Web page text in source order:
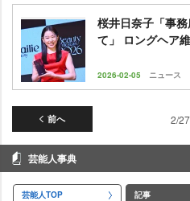
桜井日奈子「事
て」 ロングヘア
2026-02-05 ニュース
前へ 2/27
芸能人事典
芸能人TOP 記事